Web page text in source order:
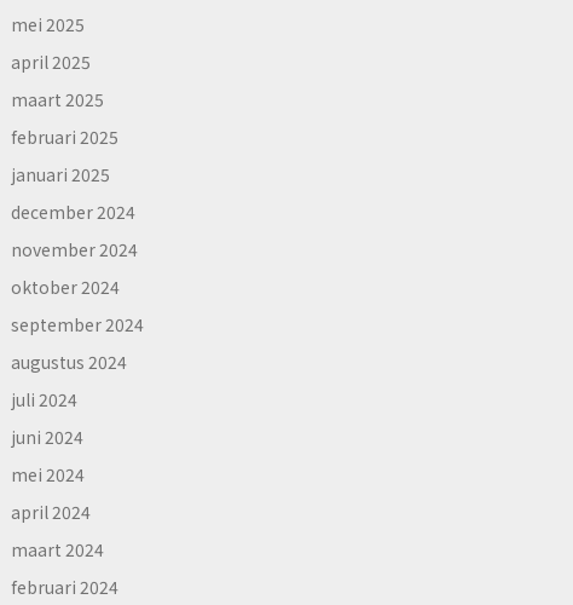
mei 2025
april 2025
maart 2025
februari 2025
januari 2025
december 2024
november 2024
oktober 2024
september 2024
augustus 2024
juli 2024
juni 2024
mei 2024
april 2024
maart 2024
februari 2024